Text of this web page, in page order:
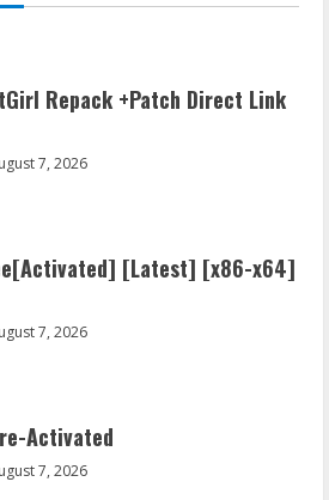
Repack +Patch Direct Link
7, 2026
[Latest] [x86-x64]
7, 2026
Activated
7, 2026